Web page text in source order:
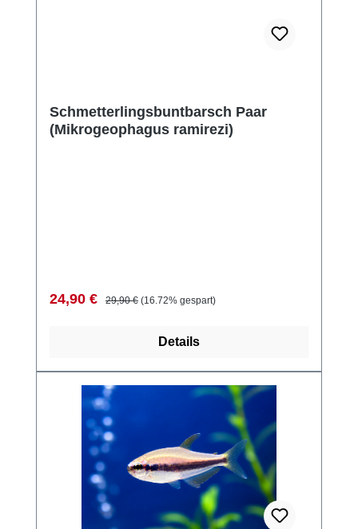
Schmetterlingsbuntbarsch Paar
(Mikrogeophagus ramirezi)
Verkaufspreis:
24,90 € Regulärer Preis:
29,90 € (16.72% gespart)
Details